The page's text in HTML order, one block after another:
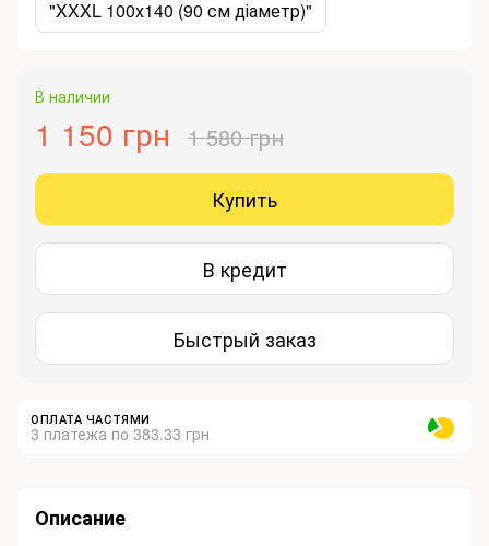
"XXXL 100х140 (90 см діаметр)"
В наличии
1 150 грн 1 580 грн
Купить
В кредит
Быстрый заказ
ОПЛАТА ЧАСТЯМИ
3 платежа по 383.33 грн
Описание